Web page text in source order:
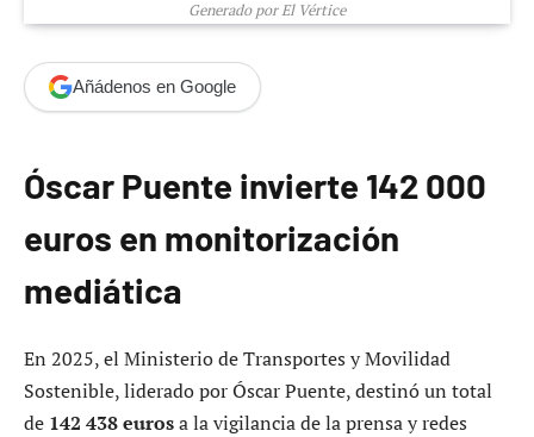
Generado por El Vértice
Añádenos en Google
Óscar Puente invierte 142 000
euros en monitorización
mediática
En 2025, el Ministerio de Transportes y Movilidad
Sostenible, liderado por Óscar Puente, destinó un total
de 142 438 eurosa la vigilancia de la prensa y redes